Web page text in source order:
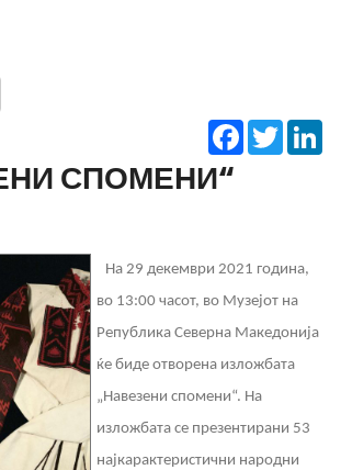
Facebook
Twitter
СПОМЕНИ“
На 29 декември 2021 година,
во 13:00 часот, во Музејот на
Република Северна Македонија
ќе биде отворена изложбата
„Навезени спомени“. На
изложбата се презентирани 53
најкарактеристични народни